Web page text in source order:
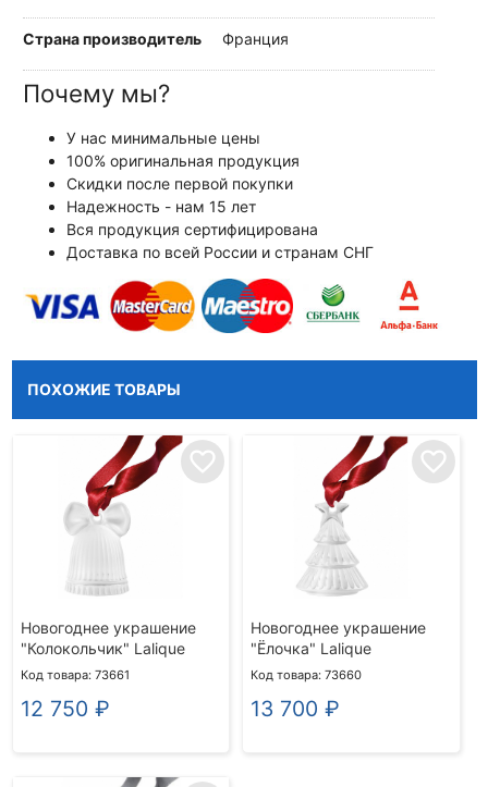
Страна производитель Франция
Почему мы?
У нас минимальные цены
100% оригинальная продукция
Скидки после первой покупки
Надежность - нам 15 лет
Вся продукция сертифицирована
Доставка по всей России и странам СНГ
ПОХОЖИЕ ТОВАРЫ
favorite_border
Новогоднее украшение
"Колокольчик" Lalique
Код товара: 73661
12 750 ₽
favorite_border
Новогоднее украшение
"Ёлочка" Lalique
Код товара: 73660
13 700 ₽